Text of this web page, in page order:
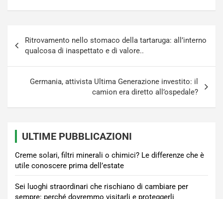
articoli
Ritrovamento nello stomaco della tartaruga: all’interno
qualcosa di inaspettato e di valore..
Germania, attivista Ultima Generazione investito: il
camion era diretto all’ospedale?
ULTIME PUBBLICAZIONI
Creme solari, filtri minerali o chimici? Le differenze che è
utile conoscere prima dell’estate
Sei luoghi straordinari che rischiano di cambiare per
sempre: perché dovremmo visitarli e proteggerli